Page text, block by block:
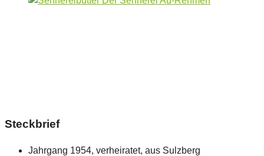
Steckbrief
Jahrgang 1954, verheiratet, aus Sulzberg